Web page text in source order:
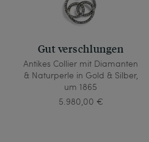
Gut verschlungen
Antikes Collier mit Diamanten
& Naturperle in Gold & Silber,
um 1865
5.980,00 €